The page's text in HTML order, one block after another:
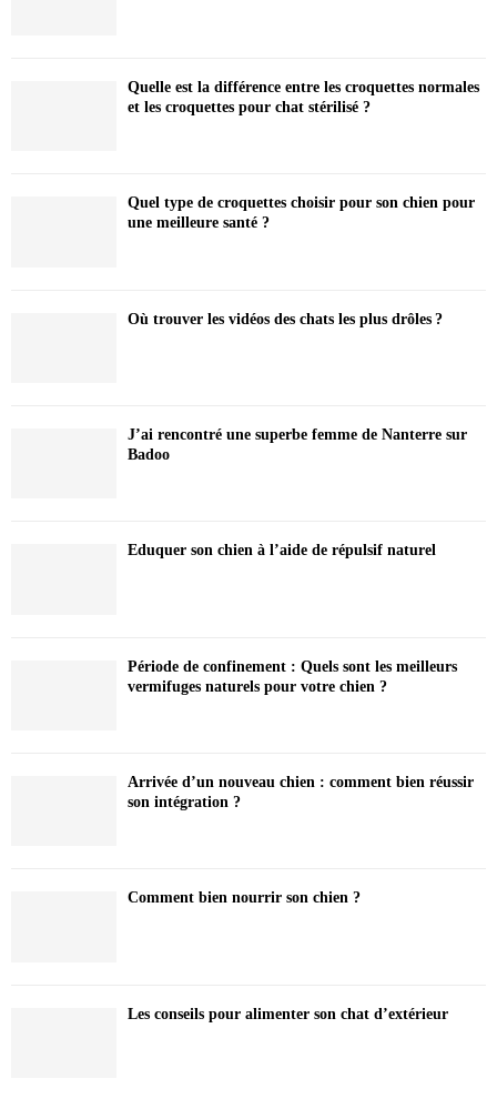
Quelle est la différence entre les croquettes normales
et les croquettes pour chat stérilisé ?
Quel type de croquettes choisir pour son chien pour
une meilleure santé ?
Où trouver les vidéos des chats les plus drôles ?
J’ai rencontré une superbe femme de Nanterre sur
Badoo
Eduquer son chien à l’aide de répulsif naturel
Période de confinement : Quels sont les meilleurs
vermifuges naturels pour votre chien ?
Arrivée d’un nouveau chien : comment bien réussir
son intégration ?
Comment bien nourrir son chien ?
Les conseils pour alimenter son chat d’extérieur